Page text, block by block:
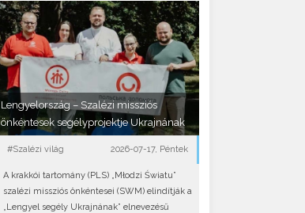
Lengyelország – Szalézi missziós
önkéntesek segélyprojektje Ukrajnának
#Szalézi világ 2026-07-17, Péntek
A krakkói tartomány (PLS) „Młodzi Światu”
szalézi missziós önkéntesei (SWM) elindítják a
„Lengyel segély Ukrajnának” elnevezésű